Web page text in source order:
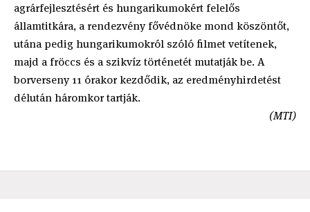
agrárfejlesztésért és hungarikumokért felelős
államtitkára, a rendezvény fővédnöke mond köszöntőt,
utána pedig hungarikumokról szóló filmet vetítenek,
majd a fröccs és a szikvíz történetét mutatják be. A
borverseny 11 órakor kezdődik, az eredményhirdetést
délután háromkor tartják.
(MTI)